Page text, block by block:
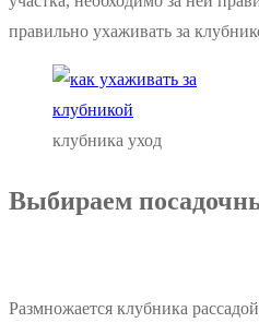
правильно ухаживать за
клубника уход
Выбираем
Размножается клубника